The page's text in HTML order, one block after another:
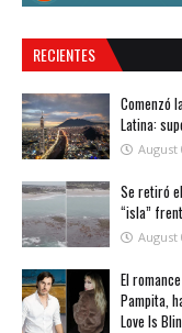
RECIENTES
Comenzó
Latina:
August
Se retiró
“isla”
August
El
Pampita,
Love Is